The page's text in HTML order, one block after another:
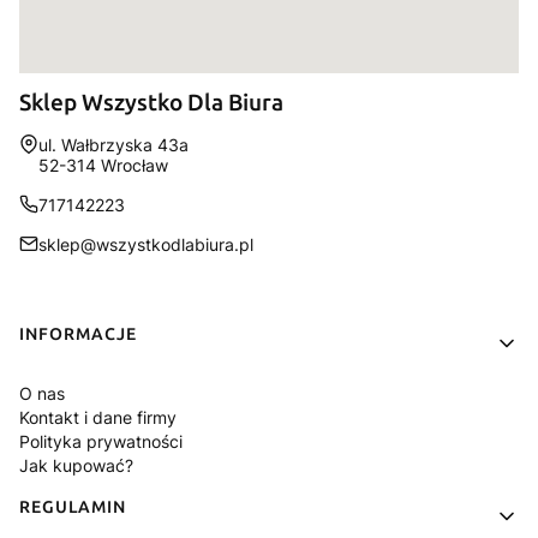
Sklep Wszystko Dla Biura
Adres:
ul. Wałbrzyska 43a
52-314 Wrocław
717142223
sklep@wszystkodlabiura.pl
Linki w stopce
INFORMACJE
O nas
Kontakt i dane firmy
Polityka prywatności
Jak kupować?
REGULAMIN